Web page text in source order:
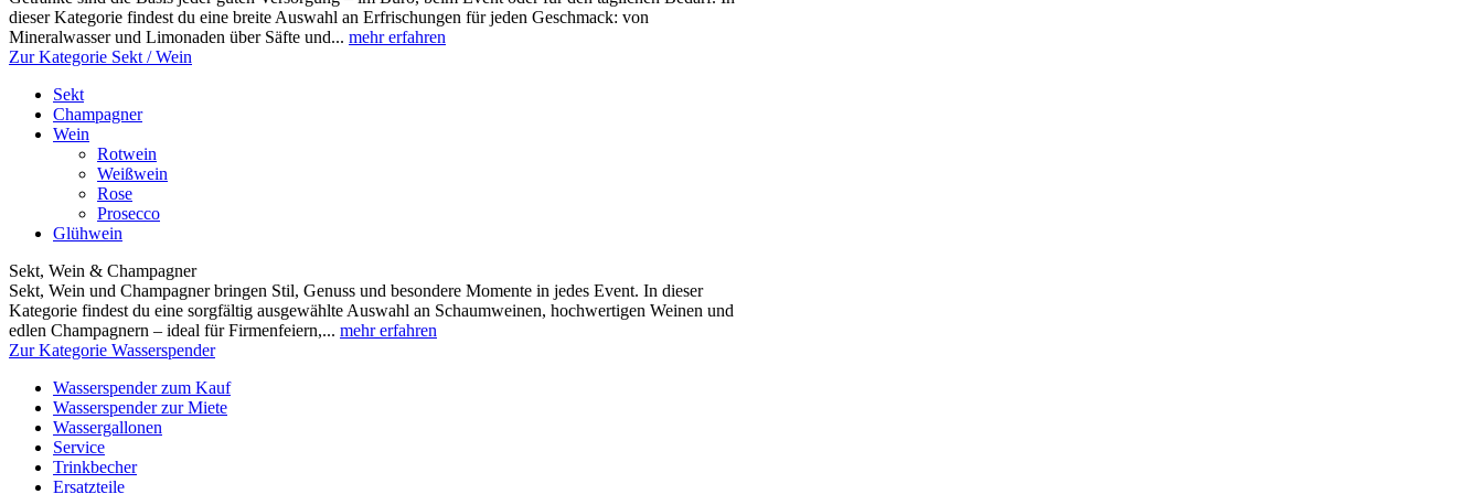
dieser Kategorie findest du eine breite Auswahl an Erfrischungen für jeden Geschmack: von
Mineralwasser und Limonaden über Säfte und... mehr erfahren
Zur Kategorie Sekt / Wein
Sekt
Champagner
Wein
Rotwein
Weißwein
Rose
Prosecco
Glühwein
Sekt, Wein & Champagner
Sekt, Wein und Champagner bringen Stil, Genuss und besondere Momente in jedes Event. In dieser
Kategorie findest du eine sorgfältig ausgewählte Auswahl an Schaumweinen, hochwertigen Weinen und
edlen Champagnern – ideal für Firmenfeiern,... mehr erfahren
Zur Kategorie Wasserspender
Wasserspender zum Kauf
Wasserspender zur Miete
Wassergallonen
Service
Trinkbecher
Ersatzteile